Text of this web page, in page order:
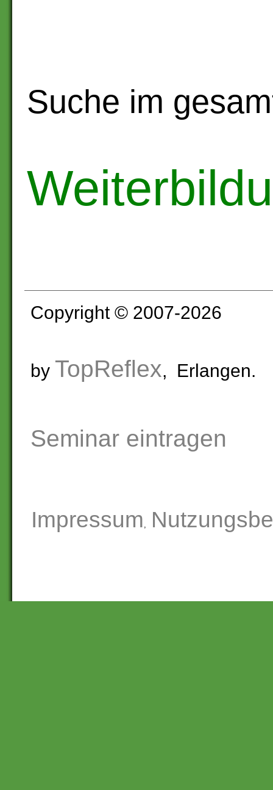
Suche im
Copyright © 2007-2026
by TopReflex, Erlangen.
Seminar eintragen
Impressum ,